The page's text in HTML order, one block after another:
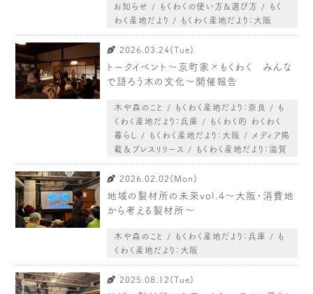
メディア掲載＆プレスリリース
全て見る
お知らせ / もくわくの使い方&選び方 / もく
わく産地だより / もくわく産地だより：大阪
2026.03.24(Tue)
トークイベント〜京町家×もくわく みんな
で語ろう木の文化〜開催報告
木や森のこと / もくわく産地だより：奈良 / も
くわく産地だより：兵庫 / もくわく的 わくわく
暮らし / もくわく産地だより：大阪 / メディア掲
載＆プレスリリース / もくわく産地だより：滋賀
2026.02.02(Mon)
地域の製材所の未來vol.4〜大阪・消費地
から考える製材所〜
木や森のこと / もくわく産地だより：兵庫 / も
くわく産地だより：大阪
2025.08.12(Tue)